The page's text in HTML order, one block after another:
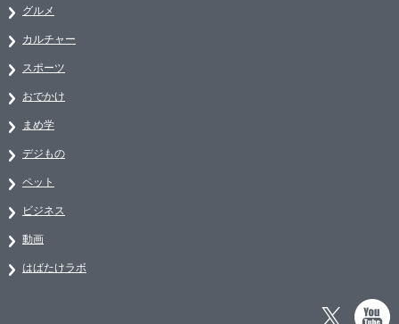
グルメ
カルチャー
スポーツ
おでかけ
まめ学
デジもの
ペット
ビジネス
動画
はばたけラボ